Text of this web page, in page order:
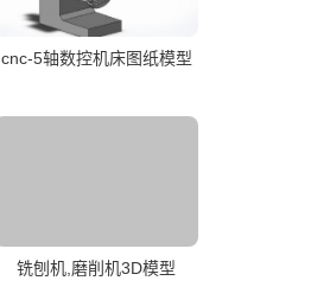
cnc-5轴数控机床图纸模型
铣刨机,磨削机3D模型